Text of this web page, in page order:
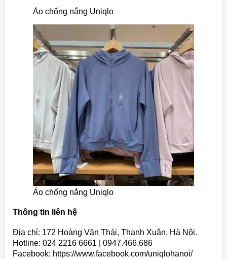
Áo chống nắng Uniqlo
Áo chống nắng Uniqlo
Thông tin liên hệ
Địa chỉ: 172 Hoàng Văn Thái, Thanh Xuân, Hà Nội.
Hotline: 024 2216 6661 | 0947.466.686
Facebook: https://www.facebook.com/uniqlohanoi/